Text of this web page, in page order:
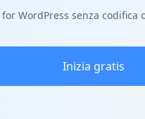
for WordPress senza codifica
Inizia gratis